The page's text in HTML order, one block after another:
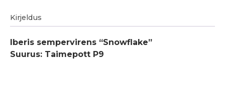
Kirjeldus
Iberis sempervirens “Snowflake”
Suurus: Taimepott P9